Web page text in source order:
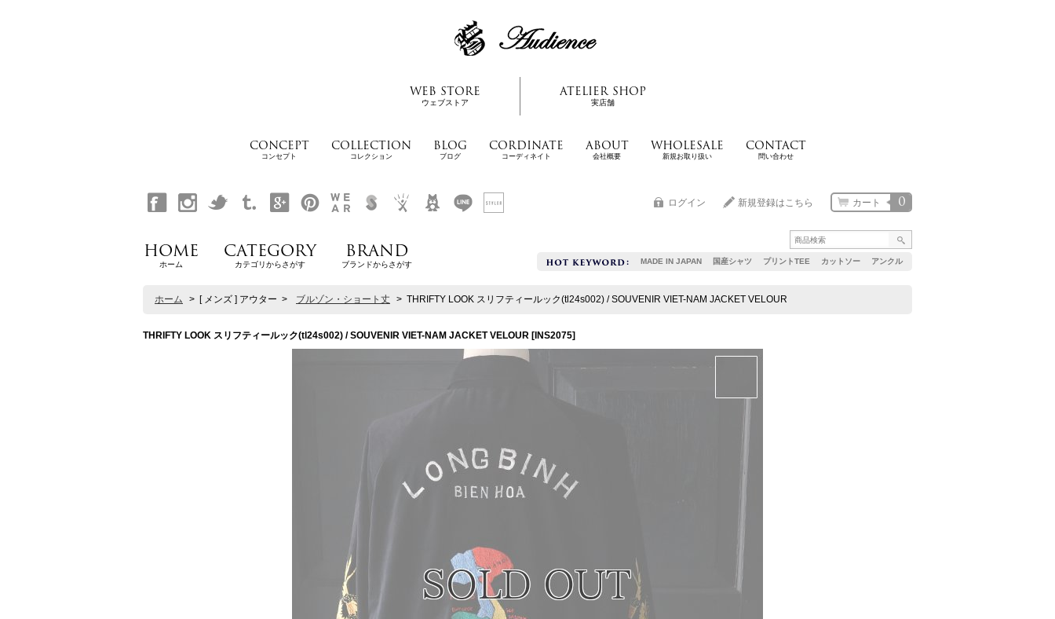
WEB STORE
ウェブストア
ATELIER SHOP
実店舗
CONCEPT
コンセプト
COLLECTION
コレクション
BLOG
ブログ
CORDINATE
コーディネイト
ABOUT
会社概要
WHOLESALE
新規お取り扱い
CONTACT
問い合わせ
MADE IN JAPAN 国産シャツ プリントTEE カットソー アンクル
0
カート
ログイン 新規登録はこちら
HOME
ホーム
CATEGORY
カテゴリからさがす
BRAND
ブランドからさがす
ホーム > [ メンズ ] アウター > ブルゾン・ショート丈 > THRIFTY LOOK スリフティールック(tl24s002) / SOUVENIR VIET-NAM JACKET VELOUR
THRIFTY LOOK スリフティールック(tl24s002) / SOUVENIR VIET-NAM JACKET VELOUR [ INS2075]